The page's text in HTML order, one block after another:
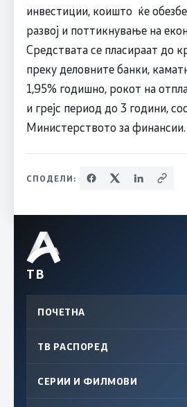
инвестиции, коишто ќе
развој и поттикнување на
Средствата се пласираат до
преку деловните банки,
1,95% годишно, рокот на
и грејс период до 3 години,
Министерството за финансии.
СПОДЕЛИ:
ТВ
ПОЧЕТНА
ТВ РАСПОРЕД
СЕРИИ И ФИЛМОВИ